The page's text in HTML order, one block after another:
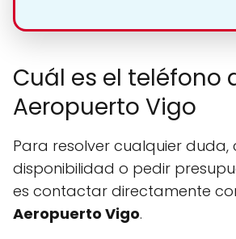
Cuál es el teléfono
Aeropuerto Vigo
Para resolver cualquier duda,
disponibilidad o pedir
es contactar directamente
Aeropuerto Vigo.